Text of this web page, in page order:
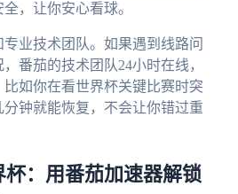
，让你安心看球。
业技术团队。如果遇到线路问
番茄的技术团队24小时在线，
如你在看世界杯关键比赛时突
钟就能恢复，不会让你错过重
：用番茄加速器解锁